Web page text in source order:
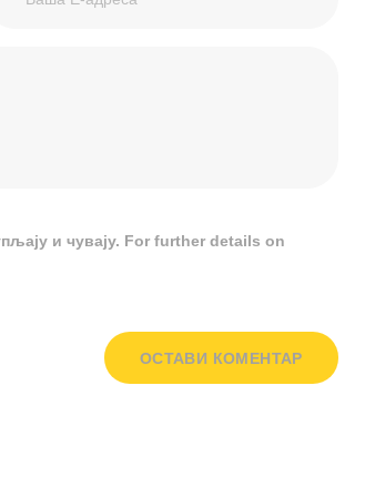
и чувају. For further details on